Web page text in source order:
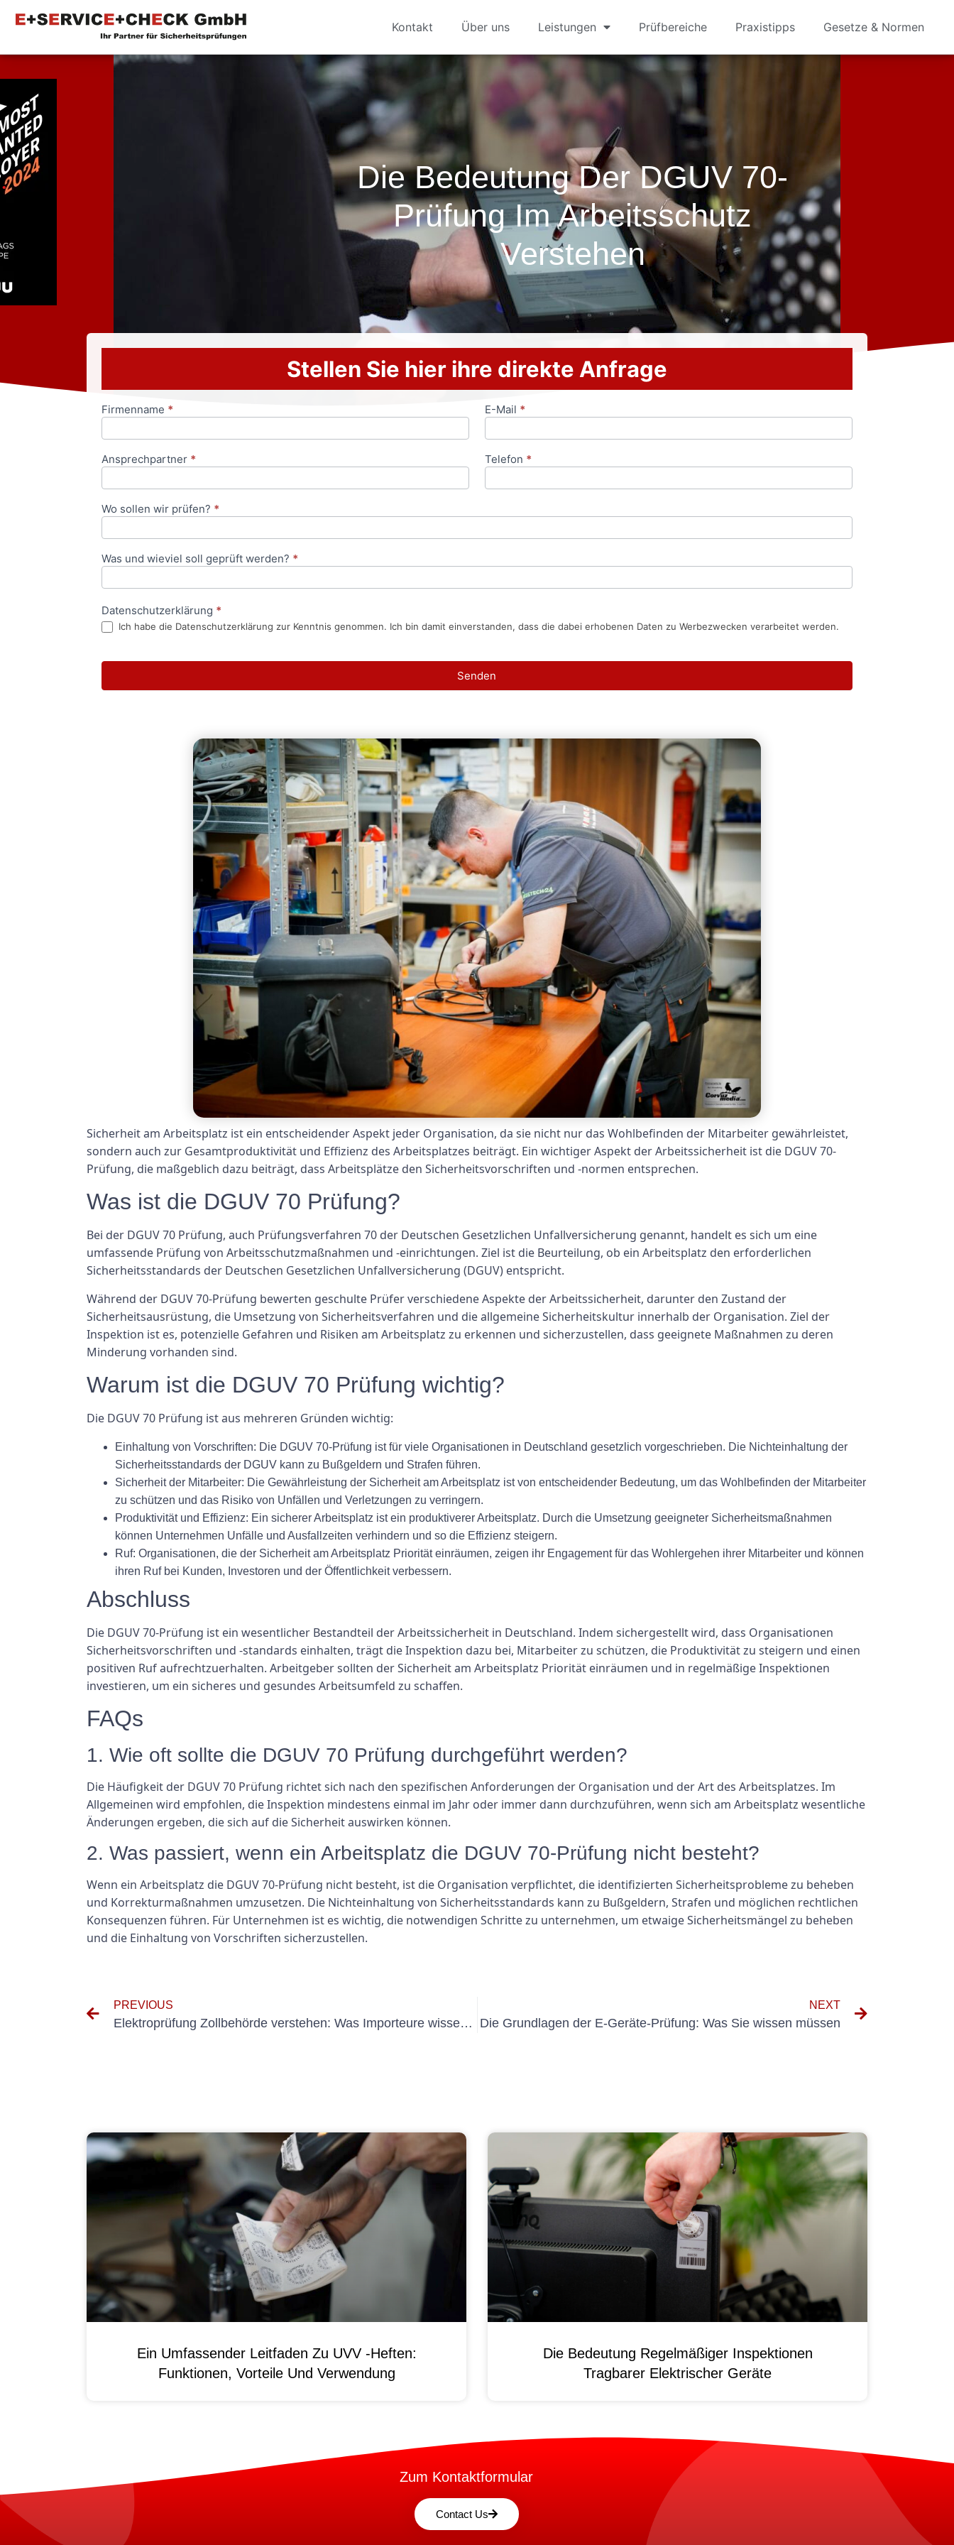
Kontakt Über uns Leistungen Prüfbereiche Praxistipps Gesetze & Normen
Die Bedeutung Der DGUV 70-
Prüfung Im Arbeitsschutz
Verstehen
Stellen Sie hier ihre direkte Anfrage
Anfrageformular
Firmenname * E-Mail *
Ansprechpartner * Telefon *
Wo sollen wir prüfen? *
Was und wieviel soll geprüft werden? *
Datenschutzerklärung *
Ich habe die Datenschutzerklärung zur Kenntnis genommen. Ich bin damit einverstanden, dass die dabei erhobenen Daten zu Werbezwecken verarbeitet werden.
Senden
Sicherheit am Arbeitsplatz ist ein entscheidender Aspekt jeder Organisation, da sie nicht nur das Wohlbefinden der Mitarbeiter gewährleistet,
sondern auch zur Gesamtproduktivität und Effizienz des Arbeitsplatzes beiträgt. Ein wichtiger Aspekt der Arbeitssicherheit ist die DGUV 70-
Prüfung, die maßgeblich dazu beiträgt, dass Arbeitsplätze den Sicherheitsvorschriften und -normen entsprechen.
Was ist die DGUV 70 Prüfung?
Bei der DGUV 70 Prüfung, auch Prüfungsverfahren 70 der Deutschen Gesetzlichen Unfallversicherung genannt, handelt es sich um eine
umfassende Prüfung von Arbeitsschutzmaßnahmen und -einrichtungen. Ziel ist die Beurteilung, ob ein Arbeitsplatz den erforderlichen
Sicherheitsstandards der Deutschen Gesetzlichen Unfallversicherung (DGUV) entspricht.
Während der DGUV 70-Prüfung bewerten geschulte Prüfer verschiedene Aspekte der Arbeitssicherheit, darunter den Zustand der
Sicherheitsausrüstung, die Umsetzung von Sicherheitsverfahren und die allgemeine Sicherheitskultur innerhalb der Organisation. Ziel der
Inspektion ist es, potenzielle Gefahren und Risiken am Arbeitsplatz zu erkennen und sicherzustellen, dass geeignete Maßnahmen zu deren
Minderung vorhanden sind.
Warum ist die DGUV 70 Prüfung wichtig?
Die DGUV 70 Prüfung ist aus mehreren Gründen wichtig:
Einhaltung von Vorschriften: Die DGUV 70-Prüfung ist für viele Organisationen in Deutschland gesetzlich vorgeschrieben. Die Nichteinhaltung der
Sicherheitsstandards der DGUV kann zu Bußgeldern und Strafen führen.
Sicherheit der Mitarbeiter: Die Gewährleistung der Sicherheit am Arbeitsplatz ist von entscheidender Bedeutung, um das Wohlbefinden der Mitarbeiter
zu schützen und das Risiko von Unfällen und Verletzungen zu verringern.
Produktivität und Effizienz: Ein sicherer Arbeitsplatz ist ein produktiverer Arbeitsplatz. Durch die Umsetzung geeigneter Sicherheitsmaßnahmen
können Unternehmen Unfälle und Ausfallzeiten verhindern und so die Effizienz steigern.
Ruf: Organisationen, die der Sicherheit am Arbeitsplatz Priorität einräumen, zeigen ihr Engagement für das Wohlergehen ihrer Mitarbeiter und können
ihren Ruf bei Kunden, Investoren und der Öffentlichkeit verbessern.
Abschluss
Die DGUV 70-Prüfung ist ein wesentlicher Bestandteil der Arbeitssicherheit in Deutschland. Indem sichergestellt wird, dass Organisationen
Sicherheitsvorschriften und -standards einhalten, trägt die Inspektion dazu bei, Mitarbeiter zu schützen, die Produktivität zu steigern und einen
positiven Ruf aufrechtzuerhalten. Arbeitgeber sollten der Sicherheit am Arbeitsplatz Priorität einräumen und in regelmäßige Inspektionen
investieren, um ein sicheres und gesundes Arbeitsumfeld zu schaffen.
FAQs
1. Wie oft sollte die DGUV 70 Prüfung durchgeführt werden?
Die Häufigkeit der DGUV 70 Prüfung richtet sich nach den spezifischen Anforderungen der Organisation und der Art des Arbeitsplatzes. Im
Allgemeinen wird empfohlen, die Inspektion mindestens einmal im Jahr oder immer dann durchzuführen, wenn sich am Arbeitsplatz wesentliche
Änderungen ergeben, die sich auf die Sicherheit auswirken können.
2. Was passiert, wenn ein Arbeitsplatz die DGUV 70-Prüfung nicht besteht?
Wenn ein Arbeitsplatz die DGUV 70-Prüfung nicht besteht, ist die Organisation verpflichtet, die identifizierten Sicherheitsprobleme zu beheben
und Korrekturmaßnahmen umzusetzen. Die Nichteinhaltung von Sicherheitsstandards kann zu Bußgeldern, Strafen und möglichen rechtlichen
Konsequenzen führen. Für Unternehmen ist es wichtig, die notwendigen Schritte zu unternehmen, um etwaige Sicherheitsmängel zu beheben
und die Einhaltung von Vorschriften sicherzustellen.
PREVIOUS
Elektroprüfung Zollbehörde verstehen: Was Importeure wissen müssen
NEXT
Die Grundlagen der E-Geräte-Prüfung: Was Sie wissen müssen
Ein Umfassender Leitfaden Zu UVV -Heften:
Funktionen, Vorteile Und Verwendung
Die Bedeutung Regelmäßiger Inspektionen
Tragbarer Elektrischer Geräte
Zum Kontaktformular
Contact Us